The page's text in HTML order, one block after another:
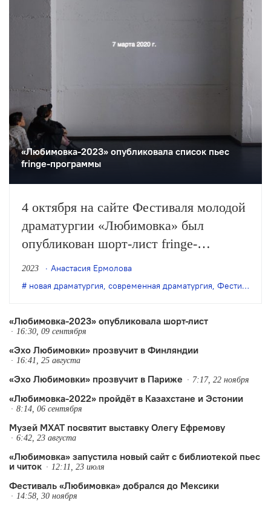
«Любимовка-2023» опубликовала список пьес
fringe-программы
4 октября на сайте Фестиваля молодой
драматургии «Любимовка» был
опубликован шорт-лист fringe-
программы. В него вошли 14 пьес и
один «бонус».
2023
Анастасия Ермолова
новая драматургия, современная драматургия, Фестиваль "Любимовка"
«Любимовка-2023» опубликовала шорт-лист
16:30, 09 сентября
«Эхо Любимовки» прозвучит в Финляндии
16:41, 25 августа
«Эхо Любимовки» прозвучит в Париже 7:17, 22 ноября
«Любимовка-2022» пройдёт в Казахстане и Эстонии
8:14, 06 сентября
Музей МХАТ посвятит выставку Олегу Ефремову
6:42, 23 августа
«Любимовка» запустила новый сайт с библиотекой пьес
и читок
12:11, 23 июля
Фестиваль «Любимовка» добрался до Мексики
14:58, 30 ноября